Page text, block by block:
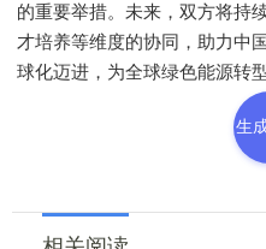
的重要举措。未来，双方将持
才培养等维度的协同，助力中
球化迈进，为全球绿色能源转
生